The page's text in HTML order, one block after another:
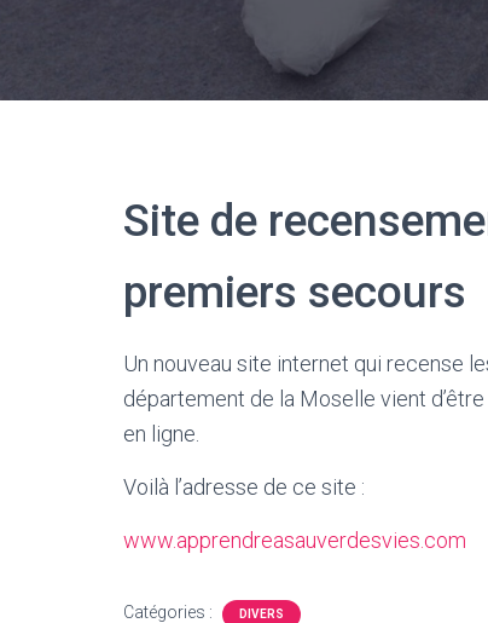
Site de
premiers secours
Un nouveau site internet qui recense
département de la Moselle vient
en ligne.
Voilà l’adresse de ce site :
www.apprendreasauverdesvies.com
Catégories : DIVERS